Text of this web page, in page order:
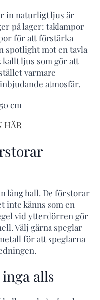
in naturligt ljus är
på lager: taklampor
för att förstärka
spotlight mot en tavla
kallt ljus som gör att
varmare
atmosfär.
HÄR
lång hall. De förstorar
inte känns som en
vid ytterdörren gör
Välj gärna speglar
för att speglarna
alls